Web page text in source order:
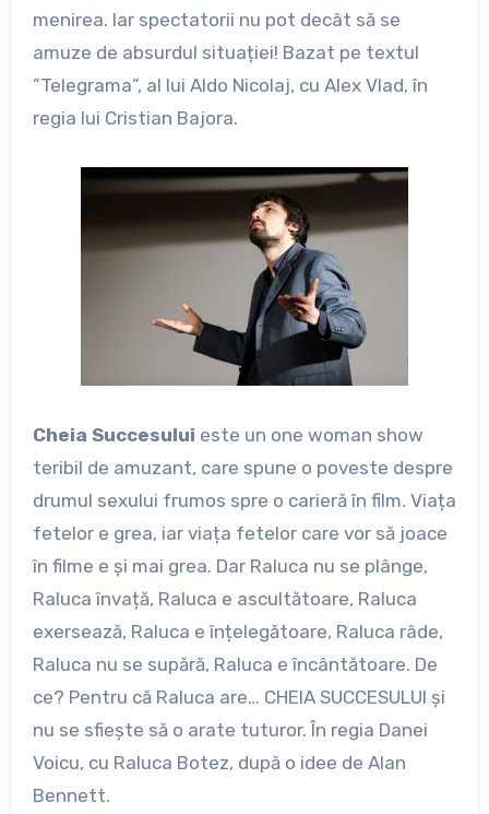
menirea. Iar spectatorii nu pot decât să se
amuze de absurdul situației! Bazat pe textul
”Telegrama”, al lui Aldo Nicolaj, cu Alex Vlad, în
regia lui Cristian Bajora.
Cheia Succesului este un one woman show
teribil de amuzant, care spune o poveste despre
drumul sexului frumos spre o carieră în film. Viața
fetelor e grea, iar viața fetelor care vor să joace
în filme e și mai grea. Dar Raluca nu se plânge,
Raluca învață, Raluca e ascultătoare, Raluca
exersează, Raluca e înțelegătoare, Raluca râde,
Raluca nu se supără, Raluca e încântătoare. De
ce? Pentru că Raluca are… CHEIA SUCCESULUI și
nu se sfiește să o arate tuturor. În regia Danei
Voicu, cu Raluca Botez, după o idee de Alan
Bennett.